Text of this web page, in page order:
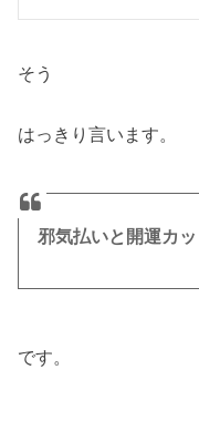
そう
はっきり言います。
邪気払いと開運カ
です。